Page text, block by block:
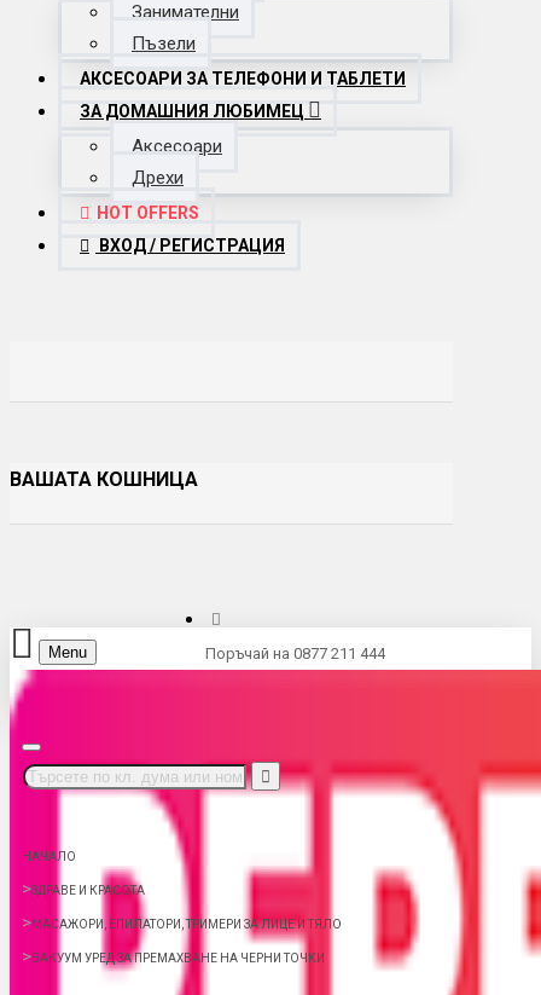
Занимателни
Пъзели
АКСЕСОАРИ ЗА ТЕЛЕФОНИ И ТАБЛЕТИ
ЗА ДОМАШНИЯ ЛЮБИМЕЦ
Аксесоари
Дрехи
HOT OFFERS
ВХОД / РЕГИСТРАЦИЯ
ВАШАТА КОШНИЦА
Поръчай на 0877 211 444
Menu
НАЧАЛО
ЗДРАВЕ И КРАСОТА
МАСАЖОРИ, ЕПИЛАТОРИ, ТРИМЕРИ ЗА ЛИЦЕ И ТЯЛО
ВАКУУМ УРЕД ЗА ПРЕМАХВАНЕ НА ЧЕРНИ ТОЧКИ